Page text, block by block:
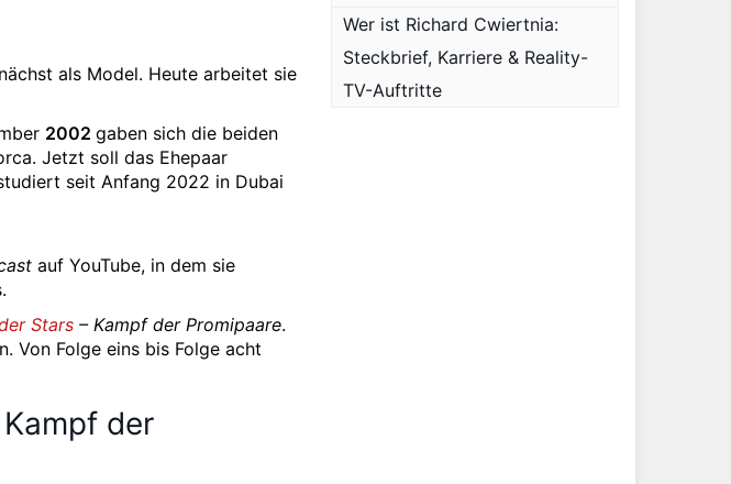
als Model. Heute arbeitet sie
2002 gaben sich die beiden
Jetzt soll das Ehepaar
seit Anfang 2022 in Dubai
auf YouTube, in dem sie
Stars – Kampf der Promipaare.
Von Folge eins bis Folge acht
der
Wer ist Richard Cwiertnia:
Steckbrief, Karriere & Reality-
TV-Auftritte